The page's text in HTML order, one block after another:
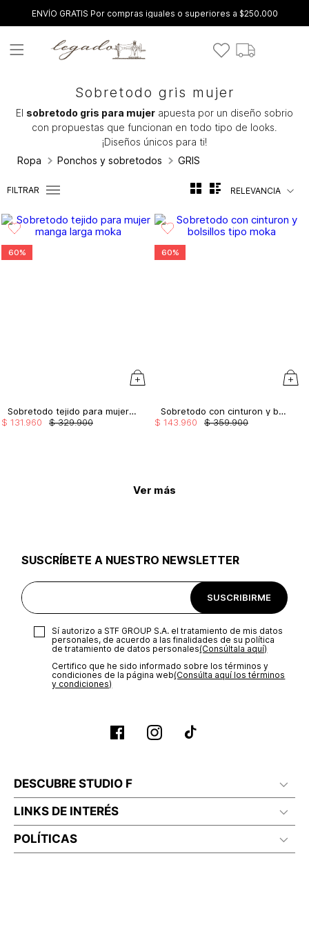
ENVÍO GRATIS Por compras iguales o superiores a $250.000
Sobretodo gris mujer
El sobretodo gris para mujer apuesta por un diseño sobrio
con propuestas que funcionan en todo tipo de looks.
¡Diseños únicos para ti!
Ropa
Ponchos y sobretodos GRIS
FILTRAR RELEVANCIA
60%
Sobretodo tejido para mujer manga larga
$ 329.900
$ 131 960
60%
Sobretodo con cinturon y bolsillos tipo
$ 359.900
$ 143 960
Ver más
SUSCRÍBETE A NUESTRO NEWSLETTER
SUSCRIBIRME
Sí autorizo a STF GROUP S.A. el tratamiento de mis datos
personales, de acuerdo a las finalidades de su política
de tratamiento de datos personales‎(Consúltala aquí)
Certifico que he sido informado sobre los términos y
condiciones de la página web‎(Consúlta aquí los términos
y condiciones)
DESCUBRE STUDIO F
LINKS DE INTERÉS
POLÍTICAS